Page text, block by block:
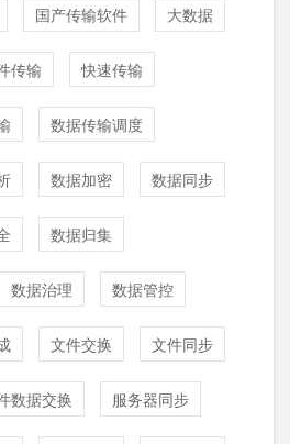
国产传输软件 大数据
传输 快速传输
数据传输调度
数据加密 数据同步
数据归集
数据治理 数据管控
文件交换 文件同步
数据交换 服务器同步